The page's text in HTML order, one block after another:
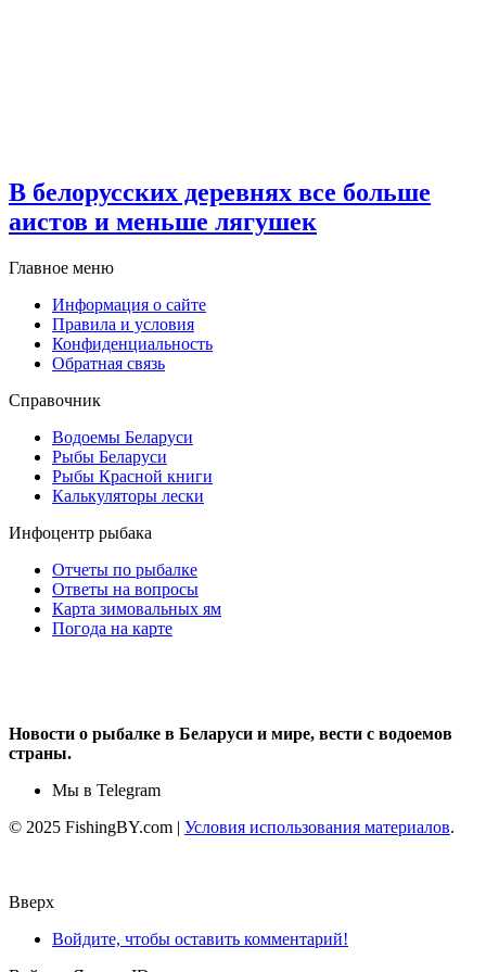
В белорусских деревнях все больше
аистов и меньше лягушек
Главное меню
Информация о сайте
Правила и условия
Конфиденциальность
Обратная связь
Справочник
Водоемы Беларуси
Рыбы Беларуси
Рыбы Красной книги
Калькуляторы лески
Инфоцентр рыбака
Отчеты по рыбалке
Ответы на вопросы
Карта зимовальных ям
Погода на карте
Новости о рыбалке в Беларуси и мире, вести с водоемов
страны.
Мы в Telegram
© 2025 FishingBY.com | Условия использования материалов.
Вверх
Войдите, чтобы оставить комментарий!